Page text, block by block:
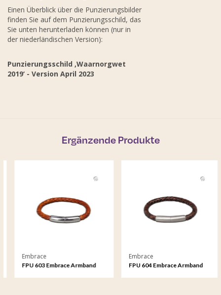
Einen Überblick über die Punzierungsbilder
finden Sie auf dem Punzierungsschild, das
Sie unten herunterladen können (nur in
der niederländischen Version):
Punzierungsschild ‚Waarnorgwet
2019‘ - Version April 2023
Ergänzende Produkte
Embrace
FPU 603 Embrace Armband
Embrace
FPU 604 Embrace Armband